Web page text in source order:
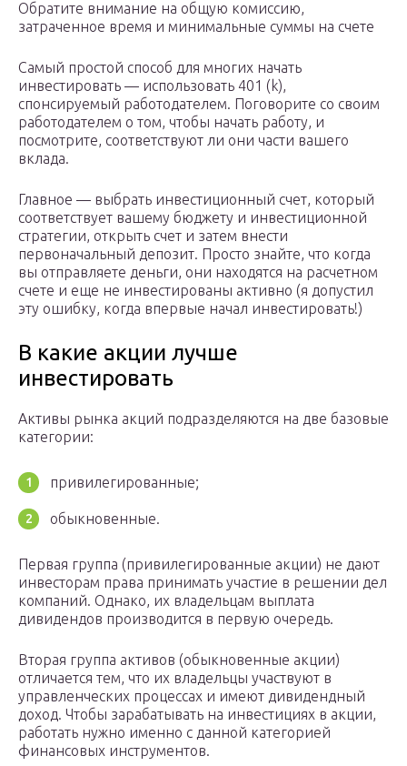
Обратите внимание на общую комиссию,
затраченное время и минимальные суммы на счете
Самый простой способ для многих начать
инвестировать — использовать 401 (k),
спонсируемый работодателем. Поговорите со своим
работодателем о том, чтобы начать работу, и
посмотрите, соответствуют ли они части вашего
вклада.
Главное — выбрать инвестиционный счет, который
соответствует вашему бюджету и инвестиционной
стратегии, открыть счет и затем внести
первоначальный депозит. Просто знайте, что когда
вы отправляете деньги, они находятся на расчетном
счете и еще не инвестированы активно (я допустил
эту ошибку, когда впервые начал инвестировать!)
В какие акции лучше
инвестировать
Активы рынка акций подразделяются на две базовые
категории:
привилегированные;
обыкновенные.
Первая группа (привилегированные акции) не дают
инвесторам права принимать участие в решении дел
компаний. Однако, их владельцам выплата
дивидендов производится в первую очередь.
Вторая группа активов (обыкновенные акции)
отличается тем, что их владельцы участвуют в
управленческих процессах и имеют дивидендный
доход. Чтобы зарабатывать на инвестициях в акции,
работать нужно именно с данной категорией
финансовых инструментов.